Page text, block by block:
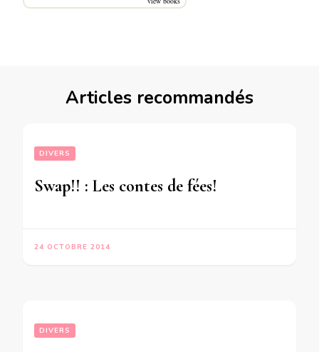
Articles recommandés
DIVERS
Swap!! : Les contes de fées!
24 OCTOBRE 2014
DIVERS